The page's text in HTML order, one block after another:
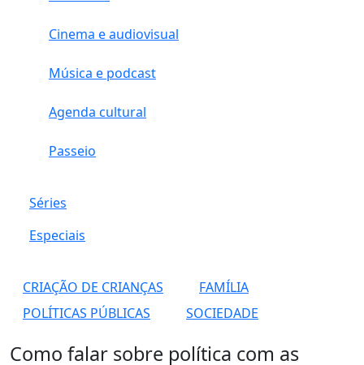
Cinema e audiovisual
Música e podcast
Agenda cultural
Passeio
Séries
Especiais
CRIAÇÃO DE CRIANÇAS
FAMÍLIA
POLÍTICAS PÚBLICAS
SOCIEDADE
Como falar sobre política com as